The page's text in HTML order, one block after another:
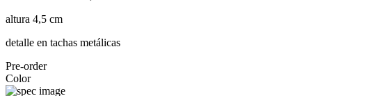
altura 4,5 cm
detalle en tachas metálicas
Pre-order
Color